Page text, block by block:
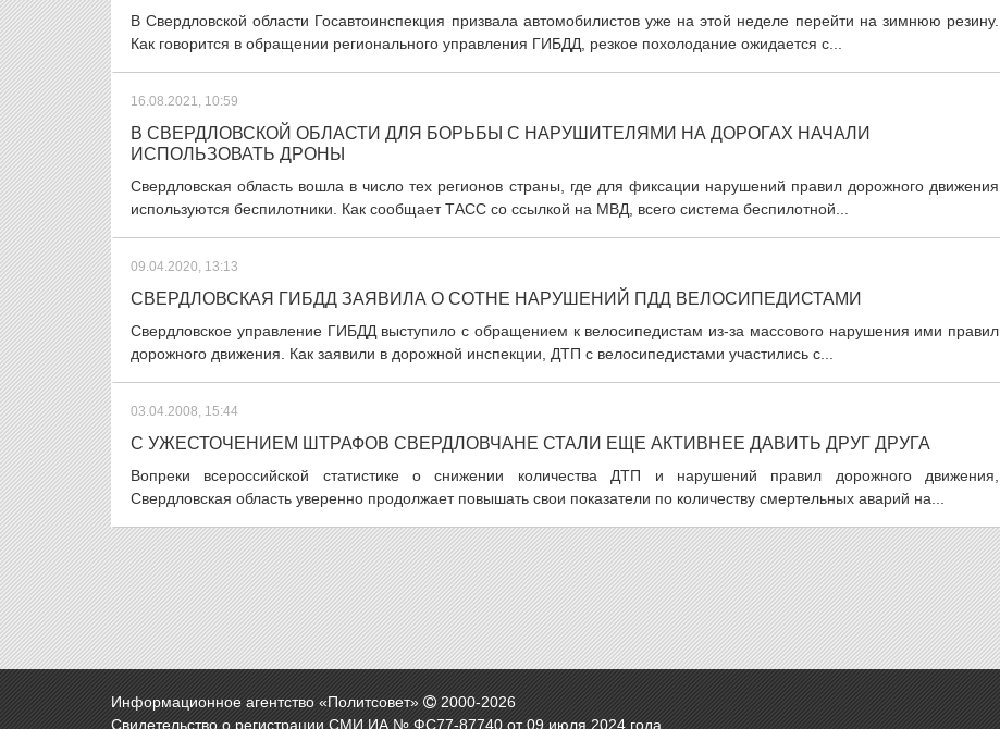
В Свердловской области Госавтоинспекция призвала автомобилистов уже на этой неделе перейти на зимнюю резину.
Как говорится в обращении регионального управления ГИБДД, резкое похолодание ожидается с...
16.08.2021, 10:59
В СВЕРДЛОВСКОЙ ОБЛАСТИ ДЛЯ БОРЬБЫ С НАРУШИТЕЛЯМИ НА ДОРОГАХ НАЧАЛИ
ИСПОЛЬЗОВАТЬ ДРОНЫ
Свердловская область вошла в число тех регионов страны, где для фиксации нарушений правил дорожного движения
используются беспилотники. Как сообщает ТАСС со ссылкой на МВД, всего система беспилотной...
09.04.2020, 13:13
СВЕРДЛОВСКАЯ ГИБДД ЗАЯВИЛА О СОТНЕ НАРУШЕНИЙ ПДД ВЕЛОСИПЕДИСТАМИ
Свердловское управление ГИБДД выступило с обращением к велосипедистам из-за массового нарушения ими правил
дорожного движения. Как заявили в дорожной инспекции, ДТП с велосипедистами участились с...
03.04.2008, 15:44
С УЖЕСТОЧЕНИЕМ ШТРАФОВ СВЕРДЛОВЧАНЕ СТАЛИ ЕЩЕ АКТИВНЕЕ ДАВИТЬ ДРУГ ДРУГА
Вопреки всероссийской статистике о снижении количества ДТП и нарушений правил дорожного движения,
Свердловская область уверенно продолжает повышать свои показатели по количеству смертельных аварий на...
Информационное агентство «Политсовет» 2000-2026
Свидетельство о регистрации СМИ ИА № ФС77-87740 от 09 июля 2024 года.